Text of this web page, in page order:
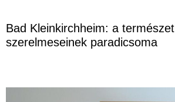
Bad Kleinkirchheim: a természet
szerelmeseinek paradicsoma